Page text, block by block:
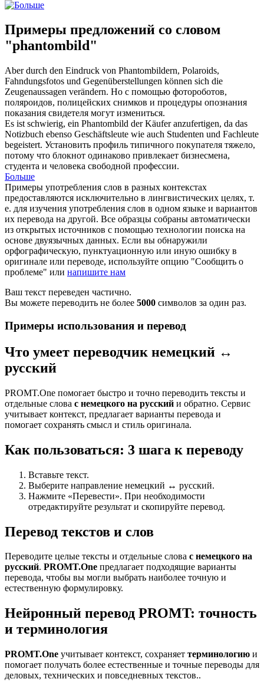
Примеры предложений со словом
"phantombild"
Aber durch den Eindruck von Phantombildern, Polaroids,
Fahndungsfotos und Gegenüberstellungen können sich die
Zeugenaussagen verändern. Но с помощью фотороботов,
поляроидов, полицейских снимков и процедуры опознания
показания свидетеля могут измениться.
Es ist schwierig, ein Phantombild der Käufer anzufertigen, da das
Notizbuch ebenso Geschäftsleute wie auch Studenten und Fachleute
begeistert. Установить профиль типичного покупателя тяжело,
потому что блокнот одинаково привлекает бизнесмена,
студента и человека свободной профессии.
Больше
Примеры употребления слов в разных контекстах
предоставляются исключительно в лингвистических целях, т.
е. для изучения употребления слов в одном языке и вариантов
их перевода на другой. Все образцы собраны автоматически
из открытых источников с помощью технологии поиска на
основе двуязычных данных. Если вы обнаружили
орфографическую, пунктуационную или иную ошибку в
оригинале или переводе, используйте опцию "Сообщить о
проблеме" или напишите нам
Ваш текст переведен частично.
Вы можете переводить не более 5000 символов за один раз.
Примеры использования и перевод
Что умеет переводчик немецкий ↔
русский
PROMT.One помогает быстро и точно переводить тексты и
отдельные слова с немецкого на русский и обратно. Сервис
учитывает контекст, предлагает варианты перевода и
помогает сохранять смысл и стиль оригинала.
Как пользоваться: 3 шага к переводу
Вставьте текст.
Выберите направление немецкий ↔ русский.
Нажмите «Перевести». При необходимости
отредактируйте результат и скопируйте перевод.
Перевод текстов и слов
Переводите целые тексты и отдельные слова с немецкого на
русский. PROMT.One предлагает подходящие варианты
перевода, чтобы вы могли выбрать наиболее точную и
естественную формулировку.
Нейронный перевод PROMT: точность
и терминология
PROMT.One учитывает контекст, сохраняет терминологию и
помогает получать более естественные и точные переводы для
деловых, технических и повседневных текстов..